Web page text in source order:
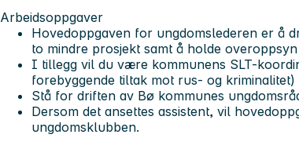
Arbeidsoppgaver
Hovedoppgaven for ungdomslederen er å
to mindre prosjekt samt å holde
I tillegg vil du være kommunens SLT-
forebyggende tiltak mot rus- og kriminalitet)
Stå for driften av Bø kommunes
Dersom det ansettes assistent, vil
ungdomsklubben.